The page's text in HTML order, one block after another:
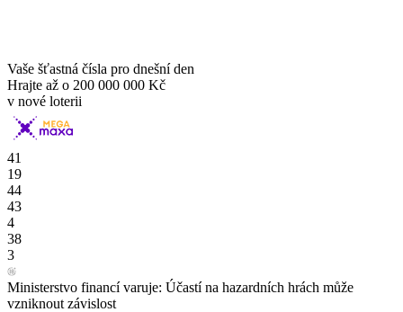
Vaše šťastná čísla pro dnešní den
Hrajte až o 200 000 000 Kč
v nové loterii
41
19
44
43
4
38
3
Ministerstvo financí varuje: Účastí na hazardních hrách může
vzniknout závislost